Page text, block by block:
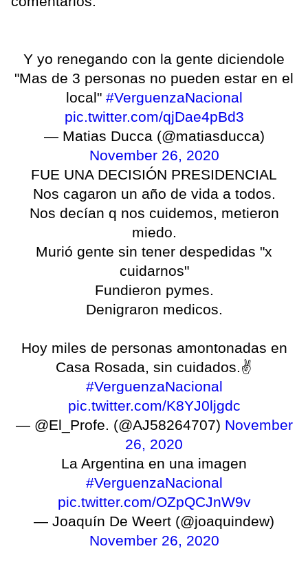
Y yo renegando con la gente diciendole
"Mas de 3 personas no pueden estar en el
local" #VerguenzaNacional
pic.twitter.com/qjDae4pBd3
— Matias Ducca (@matiasducca)
November 26, 2020
FUE UNA DECISIÓN PRESIDENCIAL
Nos cagaron un año de vida a todos.
Nos decían q nos cuidemos, metieron
miedo.
Murió gente sin tener despedidas "x
cuidarnos"
Fundieron pymes.
Denigraron medicos.
Hoy miles de personas amontonadas en
Casa Rosada, sin cuidados.✌
#VerguenzaNacional
pic.twitter.com/K8YJ0ljgdc
— @El_Profe. (@AJ58264707) November
26, 2020
La Argentina en una imagen
#VerguenzaNacional
pic.twitter.com/OZpQCJnW9v
— Joaquín De Weert (@joaquindew)
November 26, 2020